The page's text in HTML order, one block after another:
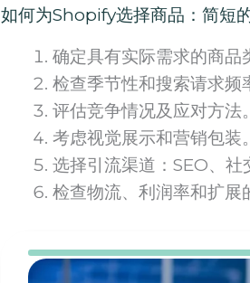
如何为Shopify选择商品：简短
确定具有实际需求的商品
检查季节性和搜索请求频
评估竞争情况及应对方法。
考虑视觉展示和营销包装。
选择引流渠道：SEO、社
检查物流、利润率和扩展